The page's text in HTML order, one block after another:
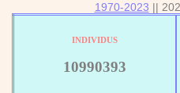
1970-2023 ||
INDIVIDUS
10990393